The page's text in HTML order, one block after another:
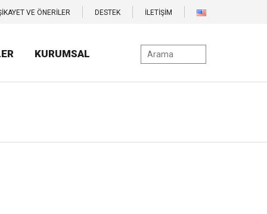
VE ÖNERİLER DESTEK İLETİŞİM
KURUMSAL